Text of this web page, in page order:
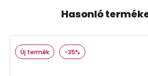
Hasonló
Új termék -35%